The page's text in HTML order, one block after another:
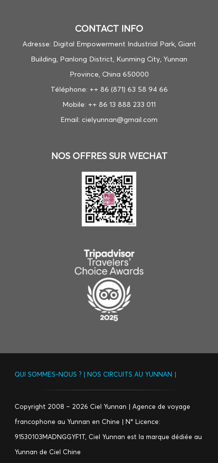
CONTACT INFO
Adresse: Digital Empowerment Industrial Park, Giant
Building, Panlong District, Kunming City, Yunnan
Province, China 650000
Téléphone: ++ 86 (871) 63 58 94 66
Mobile: ++ 86 13 888 233 011
Email: cielyunnan@gmail.com
NOS OFFRES SUR WECHAT
QUI SOMMES-NOUS ? | NOS CIRCUITS AU YUNNAN |
Copyright 2008 – 2026 Ciel Yunnan | Agence de voyage
francophone au Yunnan en Chine | N° Licence:
91530103MADNGGYF1T, Ciel Yunnan est la marque dédiée au
Yunnan de Ciel Chine